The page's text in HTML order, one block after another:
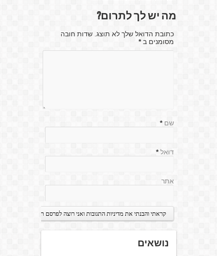
מה יש לך לתרום?
כתובת הדואל שלך לא תוצג. שדות חובה
מסומנים ב*
שם *
דואל *
אתר
נושאים